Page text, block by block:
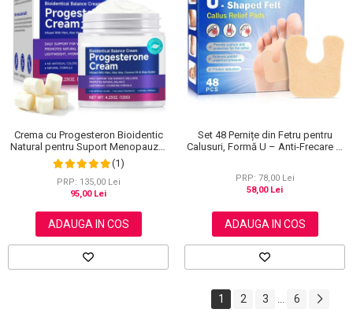
Crema cu Progesteron Bioidentic
Natural pentru Suport Menopauza,
Menstruatie si Echilibru Hormonal,
120 g
(1)
PRP: 135,00 Lei
95,00 Lei
ADAUGA IN COS
Set 48 Pernițe din Fetru pentru
Calusuri, Formă U – Anti-Frecare și
PRP: 78,00 Lei
58,00 Lei
ADAUGA IN COS
1 2 3 6